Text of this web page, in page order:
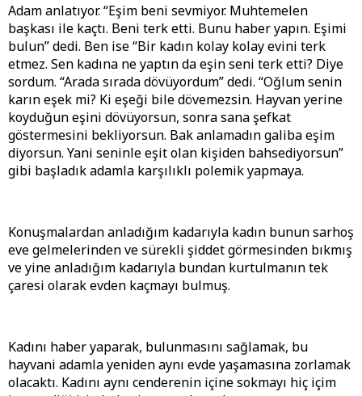
Adam anlatıyor. “Eşim beni sevmiyor. Muhtemelen
başkası ile kaçtı. Beni terk etti. Bunu haber yapın. Eşimi
bulun” dedi. Ben ise “Bir kadın kolay kolay evini terk
etmez. Sen kadına ne yaptın da eşin seni terk etti? Diye
sordum. “Arada sırada dövüyordum” dedi. “Oğlum senin
karın eşek mi? Ki eşeği bile dövemezsin. Hayvan yerine
koyduğun eşini dövüyorsun, sonra sana şefkat
göstermesini bekliyorsun. Bak anlamadın galiba eşim
diyorsun. Yani seninle eşit olan kişiden bahsediyorsun”
gibi başladık adamla karşılıklı polemik yapmaya.
Konuşmalardan anladığım kadarıyla kadın bunun sarhoş
eve gelmelerinden ve sürekli şiddet görmesinden bıkmış
ve yine anladığım kadarıyla bundan kurtulmanın tek
çaresi olarak evden kaçmayı bulmuş.
Kadını haber yaparak, bulunmasını sağlamak, bu
hayvani adamla yeniden aynı evde yaşamasına zorlamak
olacaktı. Kadını aynı cenderenin içine sokmayı hiç içim